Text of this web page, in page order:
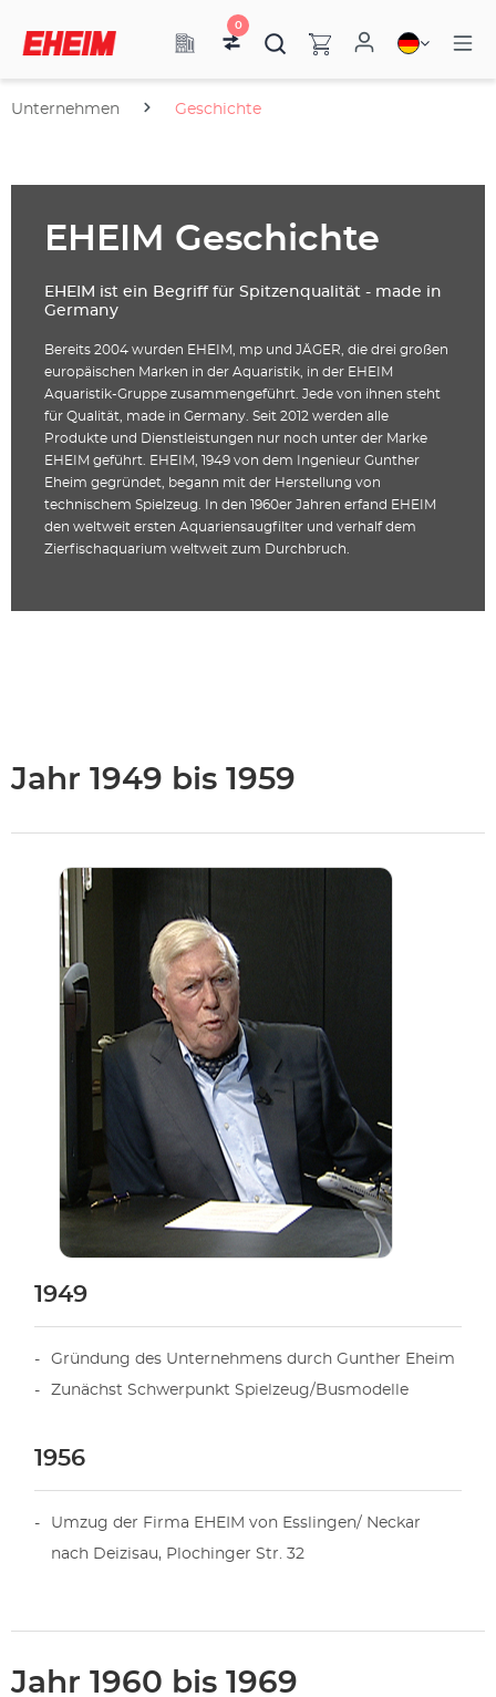
0
Unternehmen Geschichte
EHEIM Geschichte
EHEIM ist ein Begriff für Spitzenqualität - made in
Germany
Bereits 2004 wurden EHEIM, mp und JÄGER, die drei großen
europäischen Marken in der Aquaristik, in der EHEIM
Aquaristik-Gruppe zusammengeführt. Jede von ihnen steht
für Qualität, made in Germany. Seit 2012 werden alle
Produkte und Dienstleistungen nur noch unter der Marke
EHEIM geführt. EHEIM, 1949 von dem Ingenieur Gunther
Eheim gegründet, begann mit der Herstellung von
technischem Spielzeug. In den 1960er Jahren erfand EHEIM
den weltweit ersten Aquariensaugfilter und verhalf dem
Zierfischaquarium weltweit zum Durchbruch.
Jahr 1949 bis 1959
1949
Gründung des Unternehmens durch Gunther Eheim
Zunächst Schwerpunkt Spielzeug/Busmodelle
1956
Umzug der Firma EHEIM von Esslingen/ Neckar
nach Deizisau, Plochinger Str. 32
Jahr 1960 bis 1969